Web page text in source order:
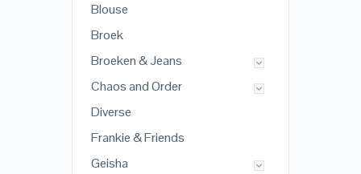
Blouse
Broek
Broeken & Jeans
Chaos and Order
Diverse
Frankie & Friends
Geisha